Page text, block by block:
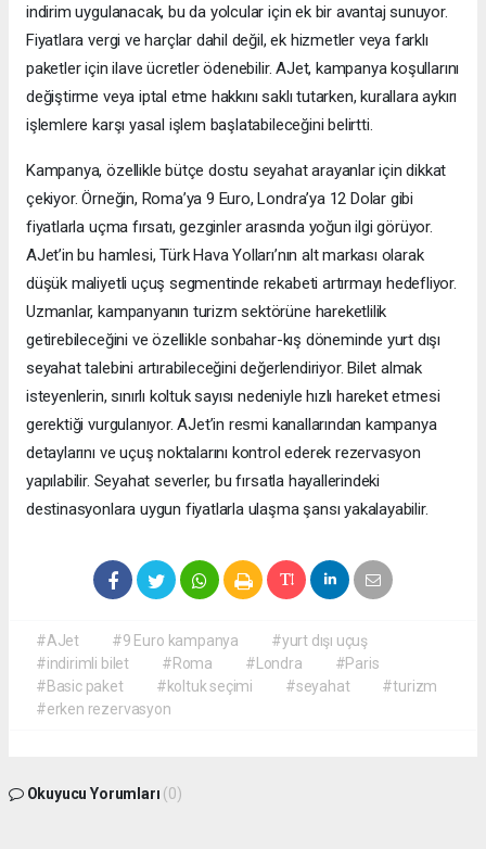
indirim uygulanacak, bu da yolcular için ek bir avantaj sunuyor.
Fiyatlara vergi ve harçlar dahil değil, ek hizmetler veya farklı
paketler için ilave ücretler ödenebilir. AJet, kampanya koşullarını
değiştirme veya iptal etme hakkını saklı tutarken, kurallara aykırı
işlemlere karşı yasal işlem başlatabileceğini belirtti.
Kampanya, özellikle bütçe dostu seyahat arayanlar için dikkat
çekiyor. Örneğin, Roma’ya 9 Euro, Londra’ya 12 Dolar gibi
fiyatlarla uçma fırsatı, gezginler arasında yoğun ilgi görüyor.
AJet’in bu hamlesi, Türk Hava Yolları’nın alt markası olarak
düşük maliyetli uçuş segmentinde rekabeti artırmayı hedefliyor.
Uzmanlar, kampanyanın turizm sektörüne hareketlilik
getirebileceğini ve özellikle sonbahar-kış döneminde yurt dışı
seyahat talebini artırabileceğini değerlendiriyor. Bilet almak
isteyenlerin, sınırlı koltuk sayısı nedeniyle hızlı hareket etmesi
gerektiği vurgulanıyor. AJet’in resmi kanallarından kampanya
detaylarını ve uçuş noktalarını kontrol ederek rezervasyon
yapılabilir. Seyahat severler, bu fırsatla hayallerindeki
destinasyonlara uygun fiyatlarla ulaşma şansı yakalayabilir.
#AJet #9 Euro kampanya
#yurt dışı uçuş
#indirimli bilet
#Roma #Londra
#Paris
#Basic paket
#koltuk seçimi #seyahat
#turizm
#erken rezervasyon
Okuyucu Yorumları (0)